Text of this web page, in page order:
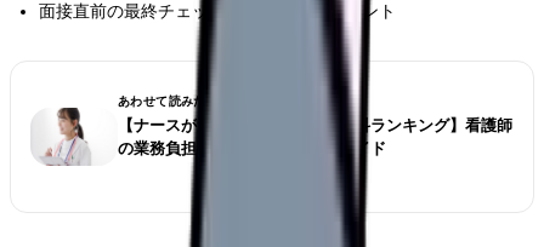
面接直前の最終チェックリストと対策ポイント
あわせて読みたい
【ナースが選ぶ仕事が大変な診療科ランキング】看護師
の業務負担とストレス対策完全ガイド